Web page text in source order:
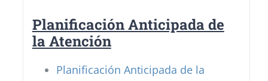
Planificación Anticipada de
la Atención
Planificación Anticipada de la